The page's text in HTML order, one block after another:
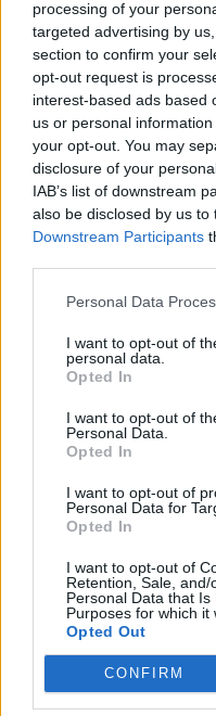
processing of your
targeted advertising by
section to confirm your
opt-out request is
interest-based ads based
us or personal
your opt-out. You may
disclosure of your
IAB’s list of downstream
also be disclosed by us to
Downstream Participants
Personal Data
I want to opt-out of
personal data.
Opted In
I want to opt-out of
Personal Data.
Opted In
I want to opt-out of
Personal Data for
Opted In
I want to opt-out of
Retention, Sale,
Personal Data that
Purposes for which it
Opted Out
CONFIRM
Συνεδρίασε
Προστασίας
αντιπυρική
22η/2026
ΔΗΜΟΤΙΚΟΥ
ΑΝΑΡΤΗΣΗ
ΕΓΓΡΑΦΩΝ
ΔΗΜΟΥ
2027